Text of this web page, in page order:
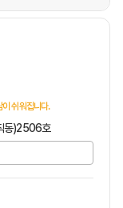
쉬워집니다.
동)2506호